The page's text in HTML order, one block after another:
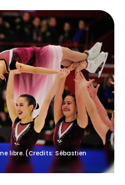
libre. (Credits: Sébastien